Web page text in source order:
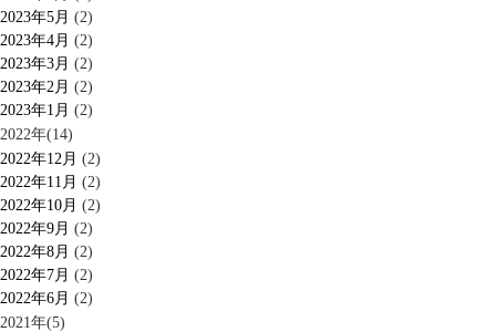
2023年5月 (2)
2023年4月 (2)
2023年3月 (2)
2023年2月 (2)
2023年1月 (2)
2022年(14)
2022年12月 (2)
2022年11月 (2)
2022年10月 (2)
2022年9月 (2)
2022年8月 (2)
2022年7月 (2)
2022年6月 (2)
2021年(5)